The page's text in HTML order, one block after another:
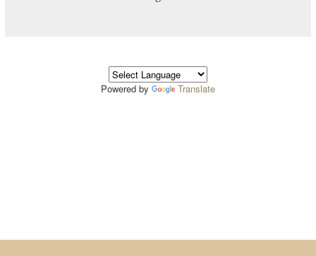
Powered by Translate